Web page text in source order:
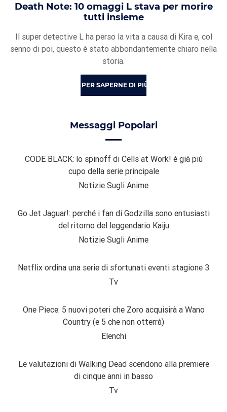
Death Note: 10 omaggi L stava per morire
tutti insieme
Il super detective L ha perso la vita a causa di Kira e, col
senno di poi, questo è stato abbondantemente chiaro nella
storia.
PER SAPERNE DI PIÙ
Messaggi Popolari
CODE BLACK: lo spinoff di Cells at Work! è già più
cupo della serie principale
Notizie Sugli Anime
Go Jet Jaguar!: perché i fan di Godzilla sono entusiasti
del ritorno del leggendario Kaiju
Notizie Sugli Anime
Netflix ordina una serie di sfortunati eventi stagione 3
Tv
One Piece: 5 nuovi poteri che Zoro acquisirà a Wano
Country (e 5 che non otterrà)
Elenchi
Le valutazioni di Walking Dead scendono alla premiere
di cinque anni in basso
Tv